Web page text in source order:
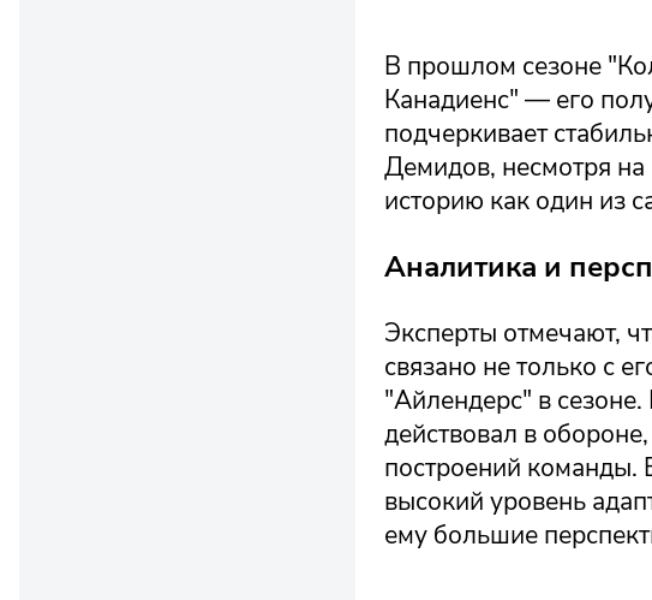
В прошлом сезоне
Канадиенс" — его
подчеркивает
Демидов, несмотря на
историю как один из
Аналитика и
Эксперты отмечают,
связано не только с
"Айлендерс" в
действовал в
построений команды.
высокий уровень
ему большие